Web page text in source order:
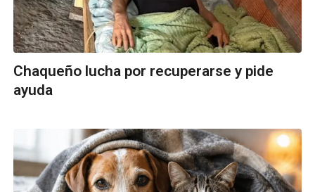
Chaqueño lucha por recuperarse y pide
ayuda